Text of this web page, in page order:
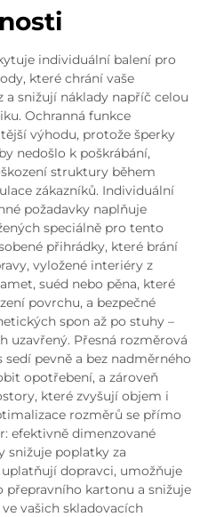
individuální balení pro
které chrání vaše
snižují náklady napříč celou
Ochranná funkce
výhodu, protože šperky
nedošlo k poškrábání,
struktury během
zákazníků. Individuální
požadavky naplňuje
speciálně pro tento
přihrádky, které brání
vyložené interiéry z
suéd nebo pěna, které
povrchu, a bezpečné
spon až po stuhy –
uzavřený. Přesná rozměrová
sedí pevně a bez nadměrného
opotřebení, a zároveň
které zvyšují objem i
rozměrů se přímo
efektivně dimenzované
snižuje poplatky za
dopravci, umožňuje
kartonu a snižuje
vašich skladovacích